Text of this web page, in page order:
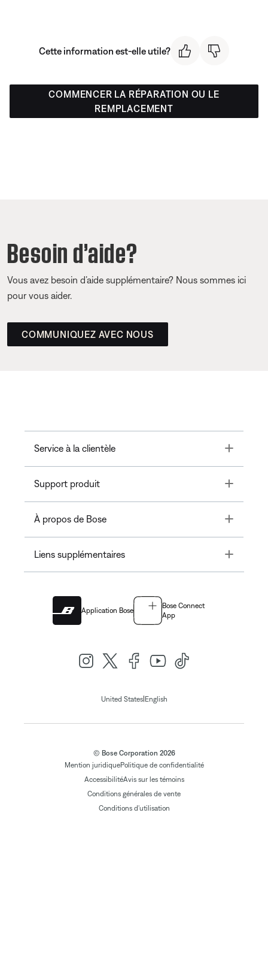
Cette information est-elle utile?
COMMENCER LA RÉPARATION OU LE
REMPLACEMENT
Besoin d’aide?
Vous avez besoin d’aide supplémentaire? Nous sommes ici
pour vous aider.
COMMUNIQUEZ AVEC NOUS
Service à la clientèle Toggle
Support produit Toggle
À propos de Bose Toggle
Liens supplémentaires Toggle
Application Bose
Bose Connect
App
United States| English
© Bose Corporation 2026
Mention juridiquePolitique de confidentialité
AccessibilitéAvis sur les témoins
Conditions générales de vente
Conditions d'utilisation